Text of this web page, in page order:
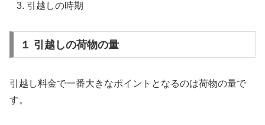
引越しの時期
１ 引越しの荷物の量
引越し料金で一番大きなポイントとなるのは荷物の量で
す。